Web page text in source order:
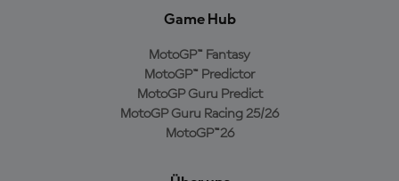
Game Hub
MotoGP™ Fantasy
MotoGP™ Predictor
MotoGP Guru Predict
MotoGP Guru Racing 25/26
MotoGP™26